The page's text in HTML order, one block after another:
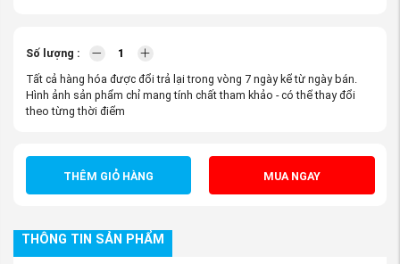
Số lượng :
Tất cả hàng hóa được đổi trả lại trong vòng 7 ngày kể từ ngày bán.
Hình ảnh sản phẩm chỉ mang tính chất tham khảo - có thể thay đổi
theo từng thời điểm
THÊM GIỎ HÀNG MUA NGAY
THÔNG TIN SẢN PHẨM